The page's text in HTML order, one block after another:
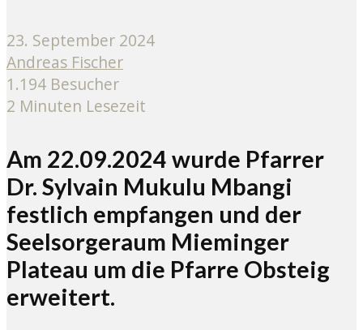
23. September 2024
Andreas Fischer
1.194 Besucher
2 Minuten Lesezeit
Am 22.09.2024 wurde Pfarrer
Dr. Sylvain Mukulu Mbangi
festlich empfangen und der
Seelsorgeraum Mieminger
Plateau um die Pfarre Obsteig
erweitert.